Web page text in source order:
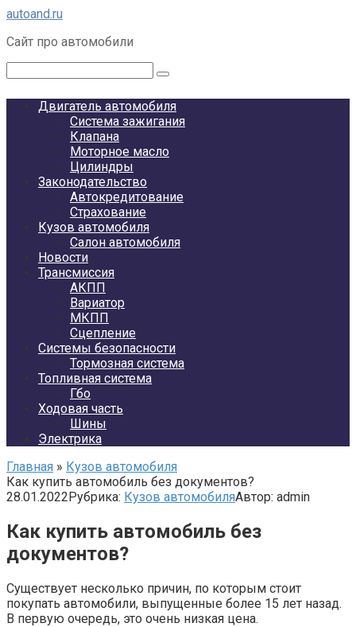
Перейти
контенту
autoand.ru
Сайт про автомобили
Двигатель автомобиля
Система зажигания
Клапана
Моторное масло
Цилиндры
Законодательство
Автокредитование
Страхование
Кузов автомобиля
Салон автомобиля
Новости
Трансмиссия
АКПП
Вариатор
МКПП
Сцепление
Системы безопасности
Тормозная система
Топливная система
Гбо
Ходовая часть
Шины
Электрика
Главная » Кузов автомобиля
Как купить автомобиль без документов?
28.01.2022Рубрика: Кузов автомобиляАвтор: admin
Как купить автомобиль без
документов?
Существует несколько причин, по которым стоит
покупать автомобили, выпущенные более 15 лет назад.
В первую очередь, это очень низкая цена.